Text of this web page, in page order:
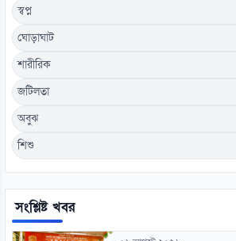
স্বপ্ন
ঘোড়াঘাট
শারীরিক
জটিলতা
অবুঝ
শিশু
সংশ্লিষ্ট খবর